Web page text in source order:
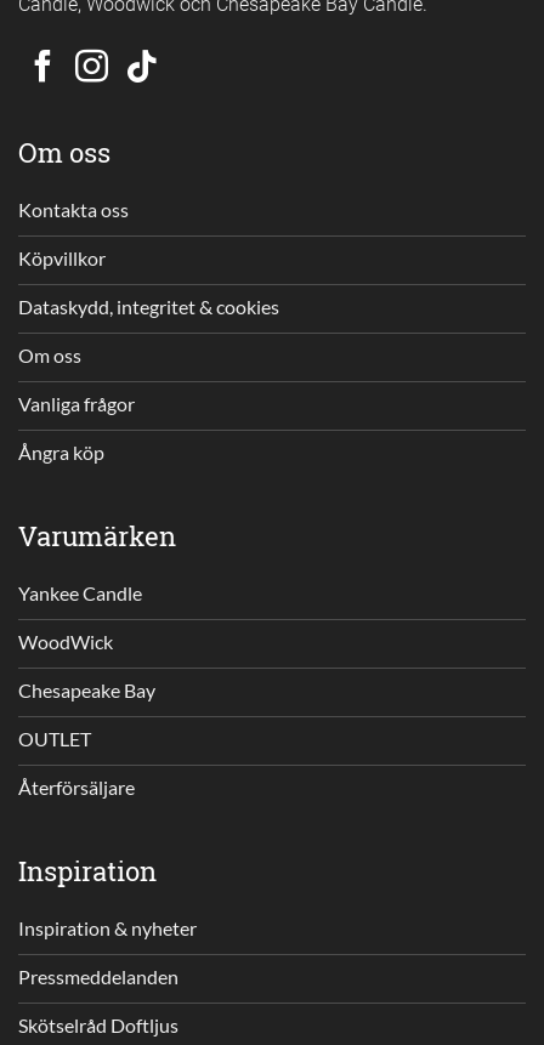
Om oss
Kontakta oss
Köpvillkor
Dataskydd, integritet & cookies
Om oss
Vanliga frågor
Ångra köp
Varumärken
Yankee Candle
WoodWick
Chesapeake Bay
OUTLET
Återförsäljare
Inspiration
Inspiration & nyheter
Pressmeddelanden
Skötselråd Doftljus